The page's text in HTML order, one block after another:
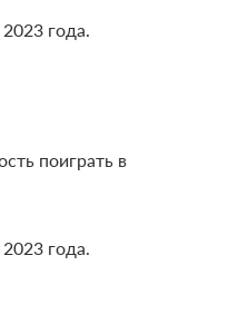
года.
поиграть в
года.